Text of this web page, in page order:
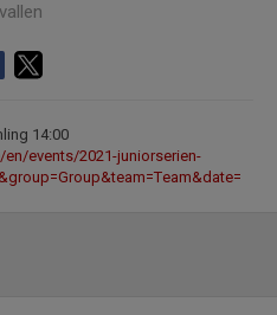
14:00
events/2021-juniorserien-